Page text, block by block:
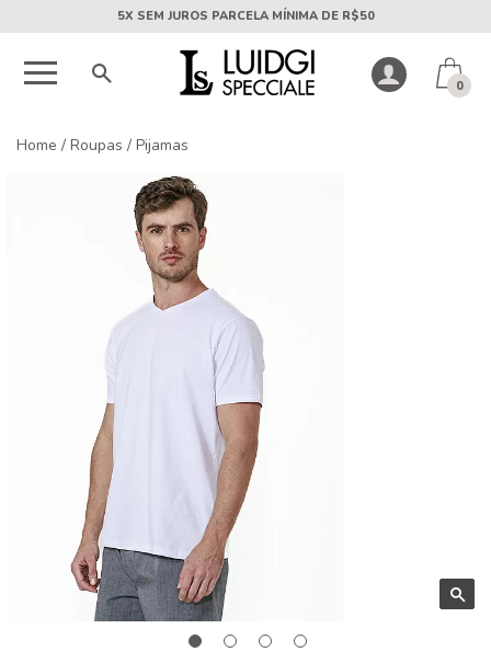
5X SEM JUROS PARCELA MÍNIMA DE R$50
0
Home / Roupas / Pijamas